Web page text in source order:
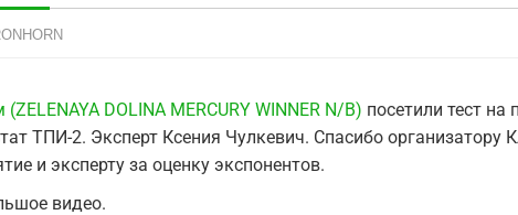
DOLINA MERCURY WINNER N/B) посетили тест на
ТПИ-2. Эксперт Ксения Чулкевич. Спасибо организатору
и эксперту за оценку экспонентов.
видео.